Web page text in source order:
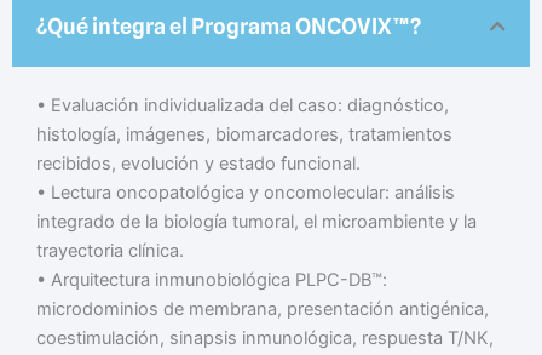
¿Qué integra el Programa ONCOVIX™?
• Evaluación individualizada del caso: diagnóstico,
histología, imágenes, biomarcadores, tratamientos
recibidos, evolución y estado funcional.
• Lectura oncopatológica y oncomolecular: análisis
integrado de la biología tumoral, el microambiente y la
trayectoria clínica.
• Arquitectura inmunobiológica PLPC-DB™:
microdominios de membrana, presentación antigénica,
coestimulación, sinapsis inmunológica, respuesta T/NK,